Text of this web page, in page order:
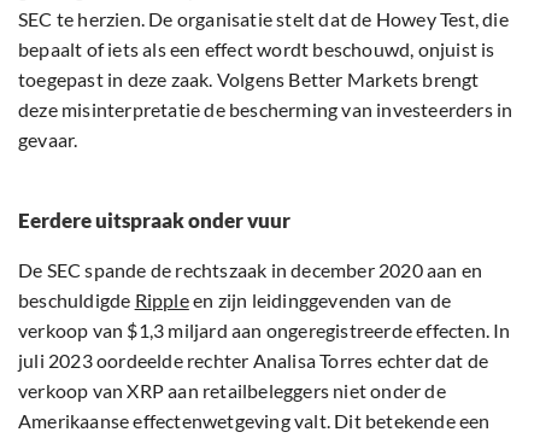
SEC te herzien. De organisatie stelt dat de Howey Test, die
bepaalt of iets als een effect wordt beschouwd, onjuist is
toegepast in deze zaak. Volgens Better Markets brengt
deze misinterpretatie de bescherming van investeerders in
gevaar.
Eerdere uitspraak onder vuur
De SEC spande de rechtszaak in december 2020 aan en
beschuldigde Rippleen zijn leidinggevenden van de
verkoop van $1,3 miljard aan ongeregistreerde effecten. In
juli 2023 oordeelde rechter Analisa Torres echter dat de
verkoop van XRP aan retailbeleggers niet onder de
Amerikaanse effectenwetgeving valt. Dit betekende een